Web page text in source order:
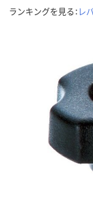
ランキングを見る：レ